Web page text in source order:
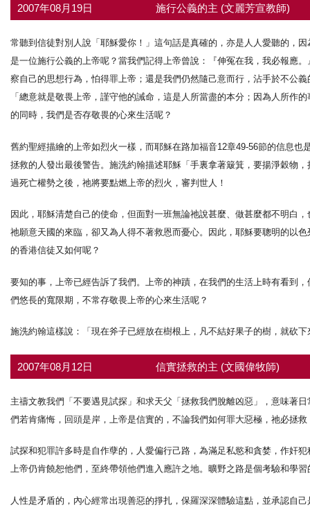
2007年08月19日 施行公義的主 (文麗芳宣教師)
常聽到信徒對別人說「耶穌愛你！」這句話是真確的，亦是人人愛聽的，
是一位施行公義的上帝呢？當我們記得上帝曾說：『伸冤在我，我必報應
察自己的思想行為，怕得罪上帝；還是我們仍然隨己意而行，沾手於不公
「總意就是敬畏上帝，謹守他的誡命，這是人所當盡的本分；因為人所作
的同時，我們是否存敬畏的心來生活呢？
舊約聖經描繪的上帝如烈火一樣，而耶穌在路加福音12章49-56節的信息
拯救的人發出最後警告。施洗約翰描述耶穌「手裏拿著簸箕，要揚淨穀物
過死亡權勢之後，祂將要點燃上帝的烈火，審判世人！
因此，耶穌清楚自己的使命，但面對一班無論祂說甚麼、做甚麼都不明白
祂願意天國的來臨，卻又為人得不著救恩而憂心。因此，耶穌要聰明的以
的香港信徒又如何呢？
要知的事，上帝已經告訴了我們。上帝的神蹟，在我們的生活上時有看到
們悠長的寬限期，不常存敬畏上帝的心來生活呢？
施洗約翰這樣說：「現在斧子已經放在樹根上，凡不結好果子的樹，就砍
2007年08月12日 信實拯救的主 (文國偉牧師)
主禱文教我們「不要遇見試探」和求天父「拯救我們脫離凶惡」，意味著
們若肯痛悔，回頭是岸，上帝是信實的，不論我們如何罪大惡極，祂必拯
試探和犯罪許多時是自作孽的，人愛偏行己路，為滿足私慾和貪婪，作奸
上帝仍肯饒恕他們，至終帶領他們進入應許之地。曠野之路是個考驗和學
人性是矛盾的，內心經常出現善惡的掙扎，保羅深深體驗這點，並承認自